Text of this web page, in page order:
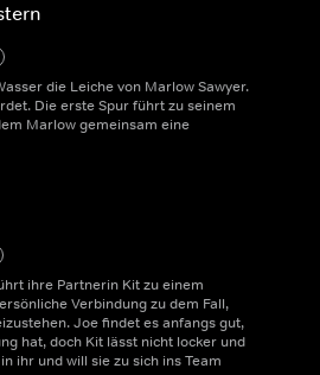
die Leiche von Marlow Sawyer.
Die erste Spur führt zu seinem
Marlow gemeinsam eine
ihre Partnerin Kit zu einem
Verbindung zu dem Fall,
Joe findet es anfangs gut,
hat, doch Kit lässt nicht locker und
ihr und will sie zu sich ins Team